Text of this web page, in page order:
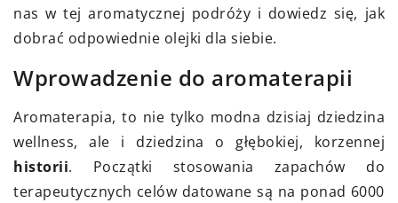
nas w tej aromatycznej podróży i dowiedz się, jak
dobrać odpowiednie olejki dla siebie.
Wprowadzenie do aromaterapii
Aromaterapia, to nie tylko modna dzisiaj dziedzina
wellness, ale i dziedzina o głębokiej, korzennej
historii. Początki stosowania zapachów do
terapeutycznych celów datowane są na ponad 6000